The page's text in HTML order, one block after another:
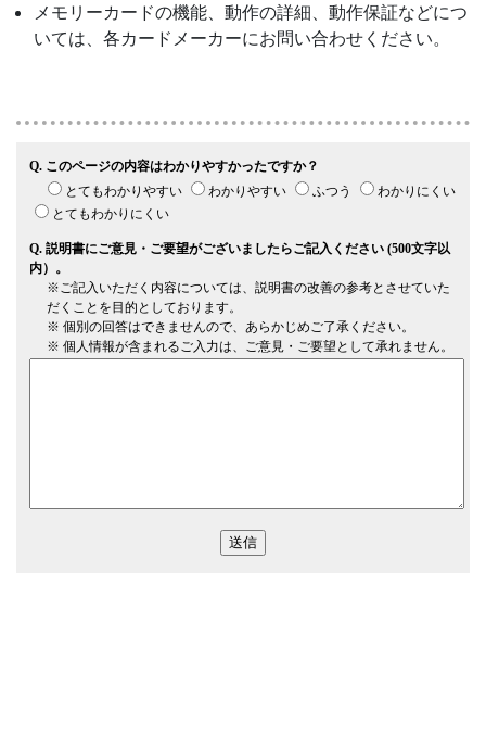
メモリーカードの機能、動作の詳細、動作保証などにつ
いては、各カードメーカーにお問い合わせください。